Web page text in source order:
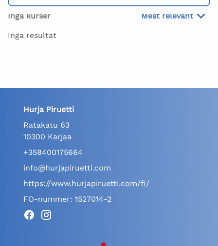
Inga kurser Mest relevant
Inga resultat
Hurja Piruetti
Ratakatu 63
10300 Karjaa
+358400175664
info@hurjapiruetti.com
https://www.hurjapiruetti.com/fi/
FO-nummer: 1527014-2